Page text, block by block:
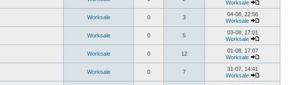
Worksale
Worksale 0 3
04-08, 22:56
Worksale
Worksale 0 5
03-08, 17:01
Worksale
Worksale 0 12
01-08, 17:07
Worksale
Worksale 0 7
31-07, 14:41
Worksale